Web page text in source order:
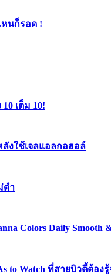
หนก็รอด !
เต็ม 10!
งใช้เจลแอลกอฮอล์
ดำ
Colors Daily Smooth
to Watch ที่สายบิวตี้ต้อง